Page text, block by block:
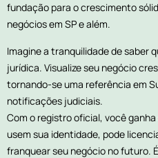
fundação para o crescimento
negócios em SP e além.
Imagine a tranquilidade de saber
jurídica. Visualize seu negócio
tornando-se uma referência em
notificações judiciais.
Com o registro oficial, você
usem sua identidade, pode
franquear seu negócio no futuro.